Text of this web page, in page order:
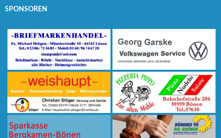
SPONSOREN